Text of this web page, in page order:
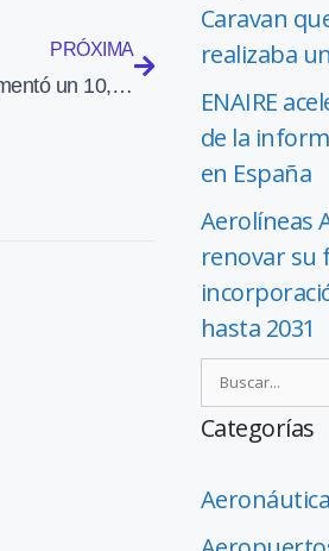
PRÓXIMA
Vueling aumentó un 10,6% el número de pasajeros transportados el mes de enero
Caravan
realizaba
ENAIRE
de la
en España
Aerolíneas
renovar su
hasta 2031
Categorías
Aeronáutica